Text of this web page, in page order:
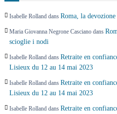
t
i
c
l
e
Isabelle Rollanddans Roma, la
Maria Giovanna Negrone Cascianodans
scioglie i nodi
Isabelle Rollanddans Retraite en
Lisieux du 12 au 14 mai 2023
Isabelle Rollanddans Retraite en
Lisieux du 12 au 14 mai 2023
Isabelle Rollanddans Retraite en